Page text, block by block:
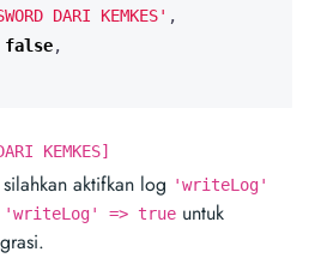
DARI KEMKES' ,
false,
KEMKES]
aktifkan log 'writeLog'
'writeLog' => true untuk